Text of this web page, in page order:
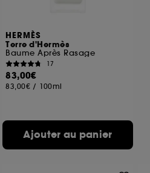
HERMÈS
Terre d'Hermès
Baume Après Rasage
17
83,00€
83,00€ / 100ml
Ajouter au panier